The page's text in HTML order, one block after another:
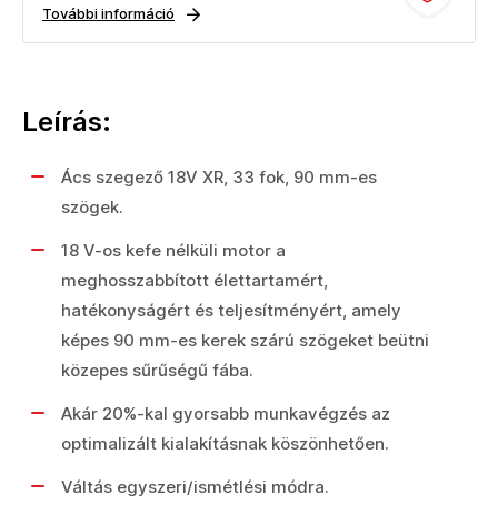
További információ
Leírás:
Ács szegező 18V XR, 33 fok, 90 mm-es
szögek.
18 V-os kefe nélküli motor a
meghosszabbított élettartamért,
hatékonyságért és teljesítményért, amely
képes 90 mm-es kerek szárú szögeket beütni
közepes sűrűségű fába.
Akár 20%-kal gyorsabb munkavégzés az
optimalizált kialakításnak köszönhetően.
Váltás egyszeri/ismétlési módra.